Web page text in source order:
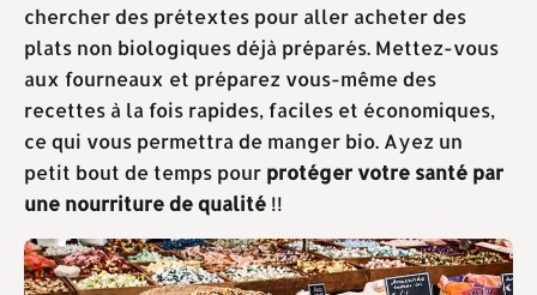
chercher des prétextes pour aller acheter des
plats non biologiques déjà préparés. Mettez-vous
aux fourneaux et préparez vous-même des
recettes à la fois rapides, faciles et économiques,
ce qui vous permettra de manger bio. Ayez un
petit bout de temps pour protéger votre santé par
une nourriture de qualité !!